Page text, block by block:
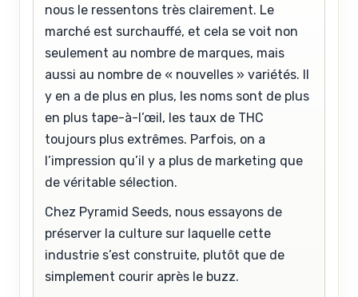
nous le ressentons très clairement. Le
marché est surchauffé, et cela se voit non
seulement au nombre de marques, mais
aussi au nombre de « nouvelles » variétés. Il
y en a de plus en plus, les noms sont de plus
en plus tape-à-l’œil, les taux de THC
toujours plus extrêmes. Parfois, on a
l’impression qu’il y a plus de marketing que
de véritable sélection.
Chez Pyramid Seeds, nous essayons de
préserver la culture sur laquelle cette
industrie s’est construite, plutôt que de
simplement courir après le buzz.